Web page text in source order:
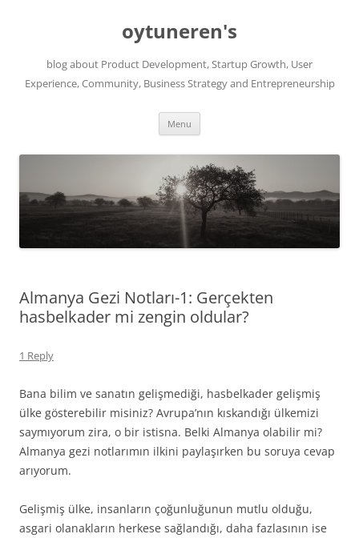
oytuneren's
blog about Product Development, Startup Growth, User
Experience, Community, Business Strategy and Entrepreneurship
Menu
Almanya Gezi Notları-1: Gerçekten
hasbelkader mi zengin oldular?
1 Reply
Bana bilim ve sanatın gelişmediği, hasbelkader gelişmiş
ülke gösterebilir misiniz? Avrupa’nın kıskandığı ülkemizi
saymıyorum zira, o bir istisna. Belki Almanya olabilir mi?
Almanya gezi notlarımın ilkini paylaşırken bu soruya cevap
arıyorum.
Gelişmiş ülke, insanların çoğunluğunun mutlu olduğu,
asgari olanakların herkese sağlandığı, daha fazlasının ise